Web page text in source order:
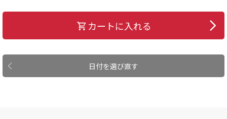
日付を選び直す
カートに入れる